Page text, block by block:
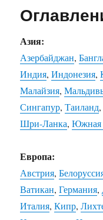
Азия:
Азербайджан,
Индия,Индонезия,
Малайзия,
Сингапур,Таиланд
Шри-Ланка,Южная
Европа:
Австрия,
Ватикан,Германия,
Италия,Кипр,